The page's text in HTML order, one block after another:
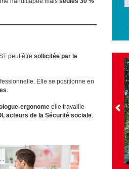
peut être sollicitée par le
Elle se positionne en
.
ergonome elle travaille
acteurs de la Sécurité sociale.